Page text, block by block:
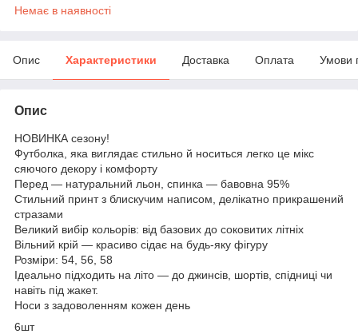
Немає в наявності
Опис Характеристики Доставка Оплата Умови
Опис
НОВИНКА сезону!
Футболка, яка виглядає стильно й носиться легко це мікс
сяючого декору і комфорту
Перед — натуральний льон, спинка — бавовна 95%
Стильний принт з блискучим написом, делікатно прикрашений
стразами
Великий вибір кольорів: від базових до cоковитих літніх
Вільний крій — красиво сідає на будь-яку фігуру
Розміри: 54, 56, 58
Ідеально підходить на літо — до джинсів, шортів, спідниці чи
навіть під жакет.
Носи з задоволенням кожен день
6шт